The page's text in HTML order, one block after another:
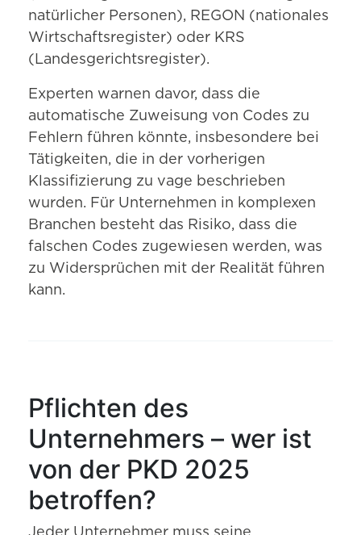
natürlicher Personen), REGON (nationales
Wirtschaftsregister) oder KRS
(Landesgerichtsregister).
Experten warnen davor, dass die
automatische Zuweisung von Codes zu
Fehlern führen könnte, insbesondere bei
Tätigkeiten, die in der vorherigen
Klassifizierung zu vage beschrieben
wurden. Für Unternehmen in komplexen
Branchen besteht das Risiko, dass die
falschen Codes zugewiesen werden, was
zu Widersprüchen mit der Realität führen
kann.
Pflichten des
Unternehmers – wer ist
von der PKD 2025
betroffen?